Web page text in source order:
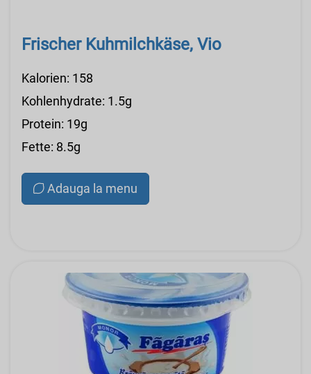
Frischer Kuhmilchkäse, Vio
Kalorien: 158
Kohlenhydrate: 1.5g
Protein: 19g
Fette: 8.5g
Adauga la menu